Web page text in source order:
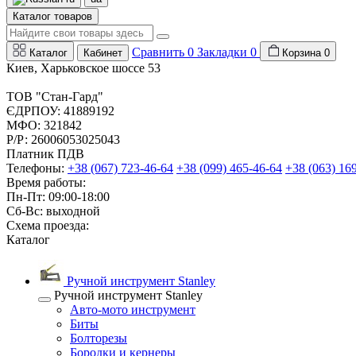
Каталог товаров
Каталог Кабинет Сравнить 0 Закладки 0 Корзина 0
Киев, Харьковское шоссе 53
ТОВ "Стан-Гард"
ЄДРПОУ: 41889192
МФО: 321842
Р/Р: 26006053025043
Платник ПДВ
Телефоны: +38 (067) 723-46-64 +38 (099) 465-46-64 +38 (063)
Время работы:
Пн-Пт: 09:00-18:00
Сб-Вс: выходной
Схема проезда:
Каталог
Ручной инструмент Stanley
Ручной инструмент Stanley
Авто-мото инструмент
Биты
Болторезы
Бородки и кернеры